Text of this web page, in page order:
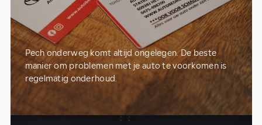
Pech onderweg komt altijd ongelegen. De beste
manier om problemen met je auto te voorkomen is
regelmatig onderhoud.